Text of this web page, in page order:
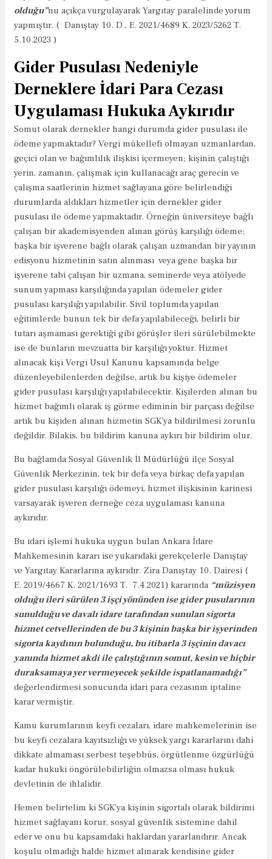
olduğu”nu açıkça vurgulayarak Yargıtay paralelinde yorum
yapmıştır. ( Danıştay 10. D., E. 2021/4689 K. 2023/5262 T.
5.10.2023 )
Gider Pusulası Nedeniyle
Derneklere İdari Para Cezası
Uygulaması Hukuka Aykırıdır
Somut olarak dernekler hangi durumda gider pusulası ile
ödeme yapmaktadır? Vergi mükellefi olmayan uzmanlardan,
geçici olan ve bağımlılık ilişkisi içermeyen; kişinin çalıştığı
yerin, zamanın, çalışmak için kullanacağı araç gerecin ve
çalışma saatlerinin hizmet sağlayana göre belirlendiği
durumlarda aldıkları hizmetler için dernekler gider
pusulası ile ödeme yapmaktadır. Örneğin üniversiteye bağlı
çalışan bir akademisyenden alınan görüş karşılığı ödeme;
başka bir işverene bağlı olarak çalışan uzmandan bir yayının
edisyonu hizmetinin satın alınması veya gene başka bir
işverene tabi çalışan bir uzmana, seminerde veya atölyede
sunum yapması karşılığında yapılan ödemeler gider
pusulası karşılığı yapılabilir. Sivil toplumda yapılan
eğitimlerde bunun tek bir defa yapılabileceği, belirli bir
tutarı aşmaması gerektiği gibi görüşler ileri sürülebilmekte
ise de bunların mevzuatta bir karşılığı yoktur. Hizmet
alınacak kişi Vergi Usul Kanunu kapsamında belge
düzenleyebilenlerden değilse, artık bu kişiye ödemeler
gider pusulası karşılığı yapılabilecektir. Kişilerden alınan bu
hizmet bağımlı olarak iş görme ediminin bir parçası değilse
artık bu kişiden alınan hizmetin SGK’ya bildirilmesi zorunlu
değildir. Bilakis, bu bildirim kanuna aykırı bir bildirim olur.
Bu bağlamda Sosyal Güvenlik İl Müdürlüğü ilçe Sosyal
Güvenlik Merkezinin, tek bir defa veya birkaç defa yapılan
gider pusulası karşılığı ödemeyi, hizmet ilişkisinin karinesi
varsayarak işveren derneğe ceza uygulaması kanuna
aykırıdır.
Bu idari işlemi hukuka uygun bulan Ankara İdare
Mahkemesinin kararı ise yukarıdaki gerekçelerle Danıştay
ve Yargıtay Kararlarına aykırıdır. Zira Danıştay 10. Dairesi (
E. 2019/4667 K. 2021/1693 T. 7.4.2021) kararında “müzisyen
olduğu ileri sürülen 3 işçi yönünden ise gider pusularının
sunulduğu ve davalı idare tarafından sunulan sigorta
hizmet cetvellerinden de bu 3 kişinin başka bir işyerinden
sigorta kaydının bulunduğu, bu itibarla 3 işçinin davacı
yanında hizmet akdi ile çalıştığının somut, kesin ve hiçbir
duraksamaya yer vermeyecek şekilde ispatlanamadığı”
değerlendirmesi sonucunda idari para cezasının iptaline
karar vermiştir.
Kamu kurumlarının keyfi cezaları, idare mahkemelerinin ise
bu keyfi cezalara kayıtsızlığı ve yüksek yargı kararlarını dahi
dikkate almaması serbest teşebbüs, örgütlenme özgürlüğü
kadar hukuki öngörülebilirliğin olmazsa olması hukuk
devletinin de ihlalidir.
Hemen belirtelim ki SGK’ya kişinin sigortalı olarak bildirimi
hizmet sağlayanı korur, sosyal güvenlik sistemine dahil
eder ve onu bu kapsamdaki haklardan yararlandırır. Ancak
koşulu olmadığı halde hizmet alınarak kendisine gider